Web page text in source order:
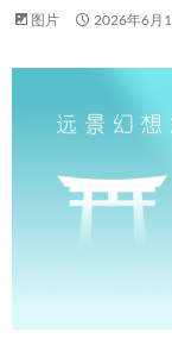
图片 2026年6月